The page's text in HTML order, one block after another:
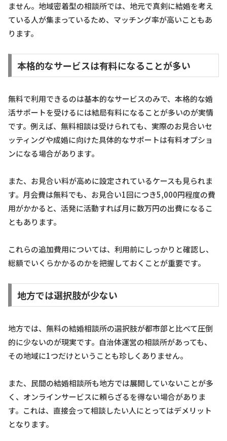
ません。地域密着型の相談所では、地元で真剣に結婚を考え
ている人が集まっているため、マッチング率が高いこともあ
ります。
本格的なサービスは有料になることが多い
無料で利用できるのは基本的なサービスのみで、本格的な婚
活サポートを受けるには結局有料になることが多いのが実情
です。例えば、無料相談は受けられても、実際のお見合いセ
ッティングや成婚に向けた具体的なサポートは有料オプショ
ンになる場合があります。
また、お見合い料が高めに設定されているケースも見られま
す。月会費は無料でも、お見合い1回につき5,000円程度の費
用がかかると、活発に活動すれば月に数万円の出費になるこ
ともあります。
これらの追加費用については、利用前にしっかりと確認し、
総額でいくらかかるのかを把握しておくことが重要です。
地方では選択肢が少ない
地方では、無料の結婚相談所の選択肢が都市部と比べて圧倒
的に少ないのが現実です。自治体運営の相談所があっても、
その地域に1つだけということも珍しくありません。
また、民間の結婚相談所も地方では展開していないことが多
く、オンラインサービスに頼らざるを得ない場合がありま
す。これは、直接会って相談したい人にとってはデメリット
となります。